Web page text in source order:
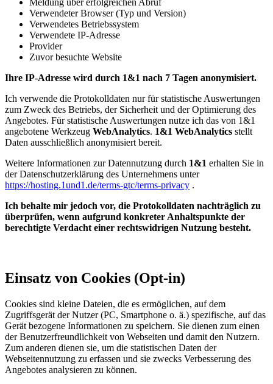
Verwendeter Browser (Typ und Version)
Verwendetes Betriebssystem
Verwendete IP-Adresse
Provider
Zuvor besuchte Website
Ihre IP-Adresse wird durch 1&1 nach 7 Tagen anonymisiert.
Ich verwende die Protokolldaten nur für statistische Auswertungen
zum Zweck des Betriebs, der Sicherheit und der Optimierung des
Angebotes. Für statistische Auswertungen nutze ich das von 1&1
angebotene Werkzeug WebAnalytics. 1&1 WebAnalytics stellt
Daten ausschließlich anonymisiert bereit.
Weitere Informationen zur Datennutzung durch 1&1 erhalten Sie in
der Datenschutzerklärung des Unternehmens unter
https://hosting.1und1.de/terms-gtc/terms-privacy .
Ich behalte mir jedoch vor, die Protokolldaten nachträglich zu
überprüfen, wenn aufgrund konkreter Anhaltspunkte der
berechtigte Verdacht einer rechtswidrigen Nutzung besteht.
Einsatz von Cookies (Opt-in)
Cookies sind kleine Dateien, die es ermöglichen, auf dem
Zugriffsgerät der Nutzer (PC, Smartphone o. ä.) spezifische, auf das
Gerät bezogene Informationen zu speichern. Sie dienen zum einen
der Benutzerfreundlichkeit von Webseiten und damit den Nutzern.
Zum anderen dienen sie, um die statistischen Daten der
Webseitennutzung zu erfassen und sie zwecks Verbesserung des
Angebotes analysieren zu können.